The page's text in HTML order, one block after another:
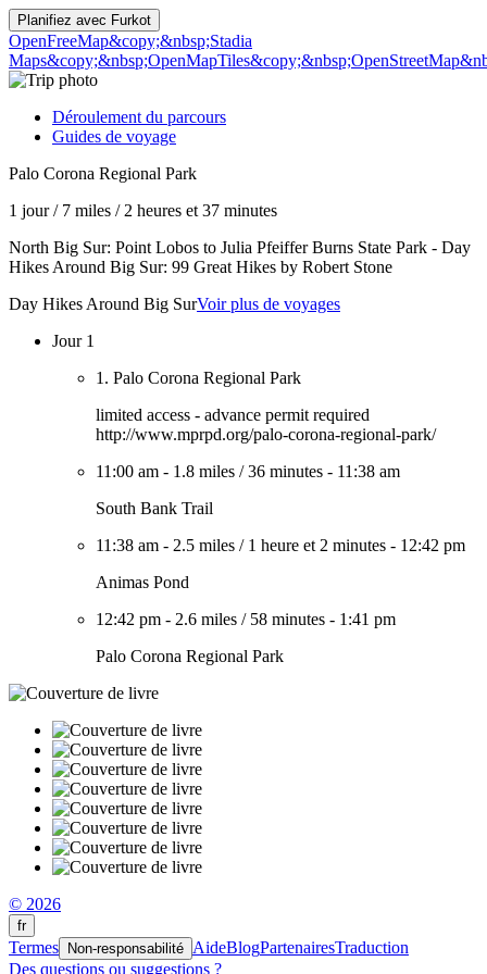
Planifiez avec Furkot
OpenFreeMap&copy;&nbsp;Stadia
Maps&copy;&nbsp;OpenMapTiles
Déroulement du parcours
Guides de voyage
Palo Corona Regional Park
1 jour/ 7 miles / 2 heures et 37 minutes
North Big Sur: Point Lobos to Julia Pfeiffer Burns State Park - Day
Hikes Around Big Sur: 99 Great Hikes by Robert Stone
Day Hikes Around Big SurVoir plus de voyages
Jour 1
1. Palo Corona Regional Park
limited access - advance permit required
http://www.mprpd.org/palo-corona-regional-park/
11:00 am - 1.8 miles /36 minutes - 11:38 am
South Bank Trail
11:38 am - 2.5 miles / 1 heure et 2 minutes - 12:42 pm
Animas Pond
12:42 pm - 2.6 miles / 58 minutes - 1:41 pm
Palo Corona Regional Park
© 2026
fr
Termes Non-responsabilité AideBlogPartenairesTraduction
Des questions ou suggestions ?